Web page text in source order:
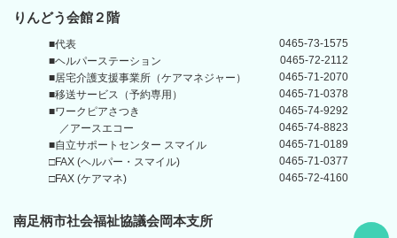
りんどう会館 ２階
■代表
0465-73-1575
■ヘルパーステーション
0465-72-2112
■居宅介護支援事業所 （ケアマネジャー）
0465-71-2070
■移送サービス（予約専用）
0465-71-0378
■ワークピアさつき
0465-74-9292
／アースエコー
0465-74-8823
■自立サポートセンター スマイル
0465-71-0189
□FAX (ヘルパー・スマイル)
0465-71-0377
□FAX (ケアマネ)
0465-72-4160
南足柄市社会福祉協議会岡本支所
Back